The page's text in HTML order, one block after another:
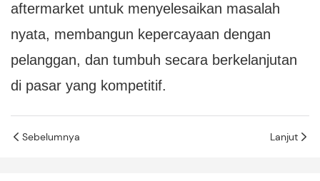
aftermarket untuk menyelesaikan masalah
nyata, membangun kepercayaan dengan
pelanggan, dan tumbuh secara berkelanjutan
di pasar yang kompetitif.
Sebelumnya Lanjut